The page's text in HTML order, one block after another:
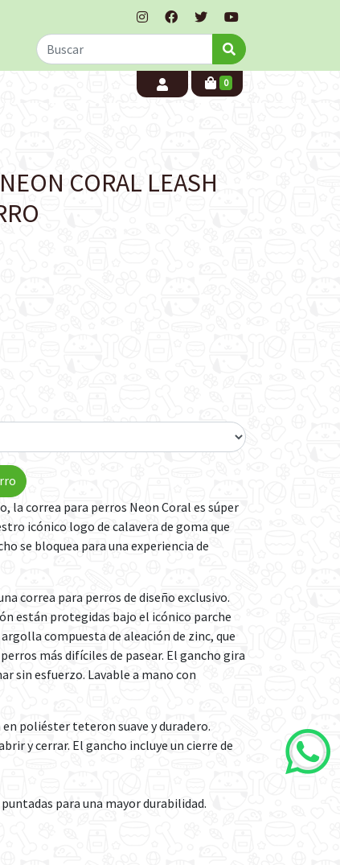
0
CORAL LEASH
la correa para perros Neon Coral es súper
icónico logo de calavera de goma que
se bloquea para una experiencia de
correa para perros de diseño exclusivo.
están protegidas bajo el icónico parche
compuesta de aleación de zinc, que
más difíciles de pasear. El gancho gira
sin esfuerzo. Lavable a mano con
poliéster teteron suave y duradero.
y cerrar. El gancho incluye un cierre de
para una mayor durabilidad.